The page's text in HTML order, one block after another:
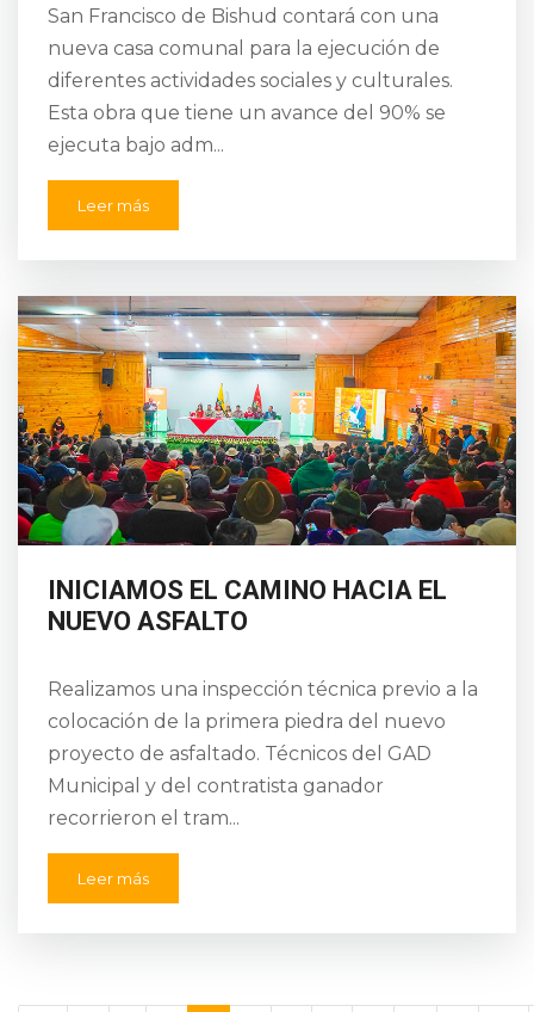
San Francisco de Bishud contará con una
nueva casa comunal para la ejecución de
diferentes actividades sociales y culturales.
Esta obra que tiene un avance del 90% se
ejecuta bajo adm...
Leer más
INICIAMOS EL CAMINO HACIA EL
NUEVO ASFALTO
Realizamos una inspección técnica previo a la
colocación de la primera piedra del nuevo
proyecto de asfaltado. Técnicos del GAD
Municipal y del contratista ganador
recorrieron el tram...
Leer más